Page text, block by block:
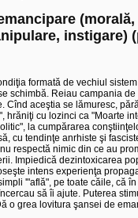
instigare)
formată de vechiul
schimbă. Reiau campania
Cînd aceştia se lămuresc,
cu lozinci ca "Moarte
la cumpărarea
cu tendinţe anrhiste şi
respectă nimic din ce au
Impiedică dezintoxicarea
intens experienţa
'"află", pe toate căile, că
să îi ajute. Puterea
o grea lovitura şansei de